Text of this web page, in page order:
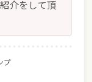
介をして頂
プ